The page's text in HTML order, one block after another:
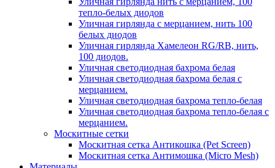
тепло-белых диодов
Уличная гирлянда с мерцанием, нить 100
белых диодов
Уличная гирлянда Хамелеон RG/RB, нить,
100 диодов.
Уличная светодиодная бахрома белая
Уличная светодиодная бахрома белая с
мерцанием.
Уличная светодиодная бахрома тепло-белая
Уличная светодиодная бахрома тепло-белая с
мерцанием.
Москитные сетки
Москитная сетка Антикошка (Pet Screen)
Москитная сетка Антимошка (Micro Mesh)